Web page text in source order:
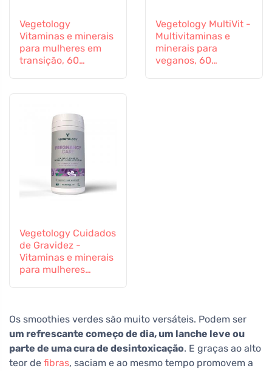
Vegetology
Vitaminas e minerais
para mulheres em
transição, 60
Vegetology MultiVit -
Multivitaminas e
minerais para
veganos, 60
Vegetology Cuidados
de Gravidez -
Vitaminas e minerais
para mulheres
comprimidos
Os smoothies verdes são muito versáteis. Podem ser
um refrescante começo de dia, um lanche leve ou
parte de uma cura de desintoxicação. E graças ao alto
teor de fibras, saciam e ao mesmo tempo promovem a